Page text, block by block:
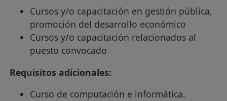
Cursos y/o capacitación en gestión pública,
promoción del desarrollo económico
Cursos y/o capacitación relacionados al
puesto convocado
Requisitos adicionales:
Curso de computación e informática.